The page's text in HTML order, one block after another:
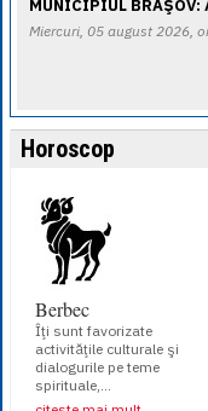
MUNICIPIUL
Miercuri, 05 august 2026,
Horoscop
Berbec
Îţi sunt favorizate
activităţile culturale şi
dialogurile pe teme
spirituale,...